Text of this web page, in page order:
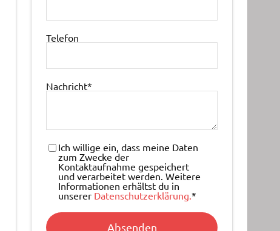
Telefon
Nachricht*
Ich willige ein, dass meine Daten
zum Zwecke der
Kontaktaufnahme gespeichert
und verarbeitet werden. Weitere
Informationen erhältst du in
unserer Datenschutzerklärung.*